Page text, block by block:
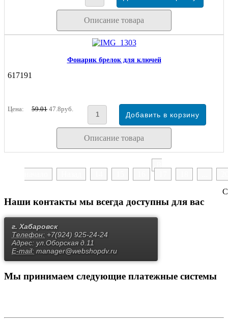
Описание товара
Фонарик брелок для ключей
617191
Цена: 59.01 47.8руб.
Описание товара
Наши контакты мы всегда доступны для вас
г. Хабаровск
Телефон: +7(924) 925-24-24
Адрес: ул.Оборская д.11
E-mail: manager@webshopdv.ru
Мы принимаем следующие платежные системы